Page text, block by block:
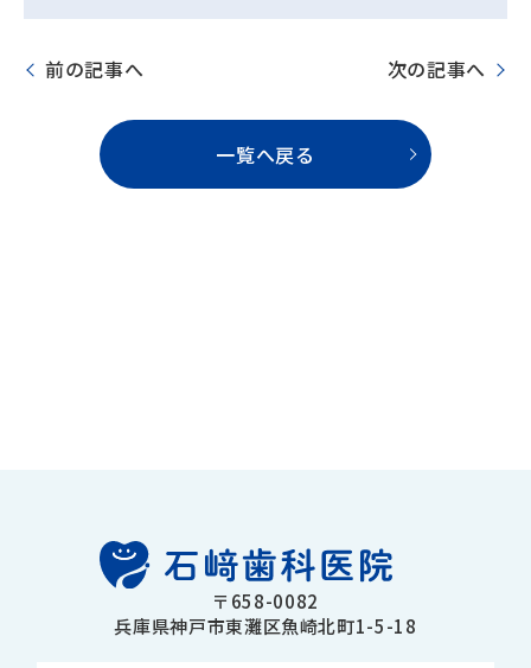
前の記事へ 次の記事へ
一覧へ戻る
〒658-0082
兵庫県神戸市東灘区魚崎北町1-5-18